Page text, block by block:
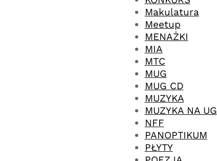
Makulatura
Meetup
MENAŻKI
MIA
MTC
MUG
MUG CD
MUZYKA
MUZYKA NA UG
NFF
PANOPTIKUM
PŁYTY